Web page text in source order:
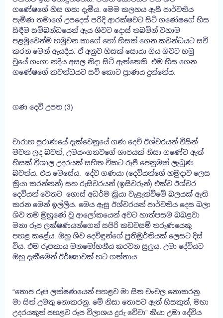
ගණේෂගේ හිස ගසා දැමීය. මෙම කලහය ඇසී පාර්වතිය
පැමිණ තමාගේ උපදෙස් පරිදි ආරක්ෂවට සිටි ගණේෂගේ හිස
සිඳීම සම්බන්ධයෙන් ඇය ශිවට දොස් තබමින් වහාම
පළමුවෙන්ම හමුවන කාගේ හෝ හිසක් ගෙන කවන්ධයට සවි
කරන මෙන් ඇයදීය. ඒ අනුව හිසක් සොයා ගිය ශිවට හමු
වූයේ ගංගා නදිය අසල නිදා සිටි ඇත්තෙකි. එම හිස ගෙන
ගණේෂගේ කවන්ධයට සවි කොට ප්‍රාණය දුන්නේය.
ගණ දෙවි උපත (3)
වාරාහ පුරාණයේ දැක්වෙනුයේ ගණ දෙවි ඊශ්වරයන් විසින්
මවන ලද බවත්, උමයංගනවගේ ශාපයක් නිසා ගණේට ඇත්
හිසක් විශාල උදරයක් සහිත විකට රූපී පෙනුමක් ලැබුණ
බවත්ය. එය මෙසේය. දේව ගණයා (දෙවියන්ගේ හමුදාව ලෙස
ක්‍රියා කරන්නන්) සහ රුසිවරයන් (ඉසිවරුන්) එක්ව ඊශ්වර
දෙවියන් වෙතට ගොස් අධර්ම ක්‍රියා වැළැක්වීමේ බලයක් ඇති
කරන මෙන් ඉල්ලීය. මෙය ඇසූ ඊශ්වරයන් පාර්වතිය දෙස බලා
ශිව තම මුහුණේ වූ ආලෝකයෙන් අවට හාත්පසම බබළවා
මනා රූප ලක්ෂණයන්ගෙන් සපිරි කඩවසම් තරුණයෙකු
පහළ කළේය. ඔහු ශිව දෙවිඳුන්ගේ ප්‍රතිමූර්තියක් ලෙසට දිස්
විය. එම රූපකාය මනමෝහනීය කරවන සුලුය. උමා දේවියට
ඔහු දැකීමෙන් ඊර්ෂ්‍යාවක් හට ගත්තාය.
“තොප රූප ලක්ෂණයෙන් පහළව මා සිත චංචල නොකරනු.
මා සිත් උමතු නොකරනු. මේ නිසා තොපට ඇත් හිසකුත්, මහා
උදරයකුත් පහළව රූප විලාශය දුරු වේවා” කියා උමා දේවිය